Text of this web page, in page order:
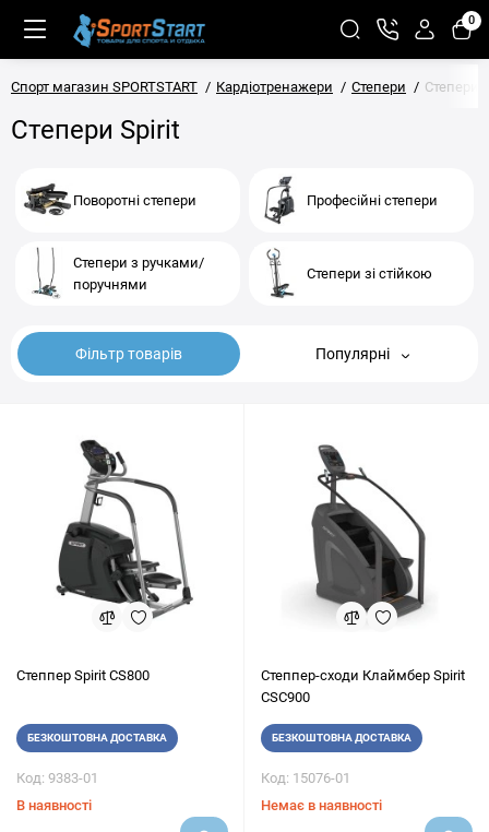
0
Спорт магазин SPORTSTART Кардіотренажери Степери Степери
Степери Spirit
Поворотні степери Професійні степери
Степери з ручками/
поручнями
Степери зі стійкою
Фільтр товарів Популярні
Степпер Spirit CS800
БЕЗКОШТОВНА ДОСТАВКА
Код: 9383-01
В наявності
Степпер-сходи Клаймбер Spirit
CSC900
БЕЗКОШТОВНА ДОСТАВКА
Код: 15076-01
Немає в наявності